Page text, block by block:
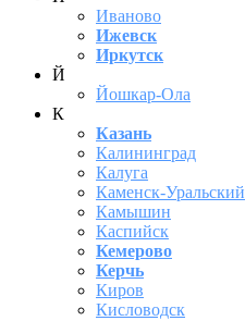
Иваново
Ижевск
Иркутск
Й
Йошкар-Ола
К
Казань
Калининград
Калуга
Каменск-Уральский
Камышин
Каспийск
Кемерово
Керчь
Киров
Кисловодск